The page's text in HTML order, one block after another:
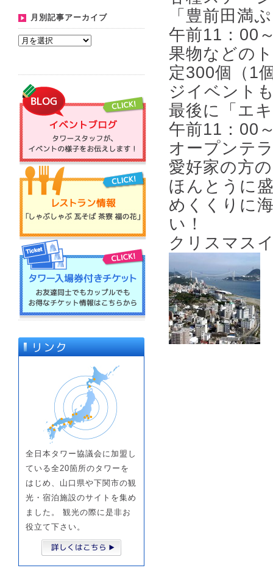
月別記事アーカイブ
全日本タワー協議会に加盟し
ている全20箇所のタワーを
はじめ、山口県や下関市の観
光・宿泊施設のサイトを集め
ました。 観光の際に是非お
役立て下さい。
「豊前田満
午前11：00
果物などの
定300個（1
ジイベント
最後に「エ
午前11：00
オープンテ
愛好家の方
ほんとうに
めくくりに
い！
クリスマス